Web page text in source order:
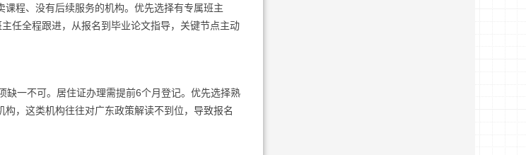
程、没有后续服务的机构。优先选择有专属班主
任全程跟进，从报名到毕业论文指导，关键节点主动
一不可。居住证办理需提前6个月登记。优先选择熟
，这类机构往往对广东政策解读不到位，导致报名